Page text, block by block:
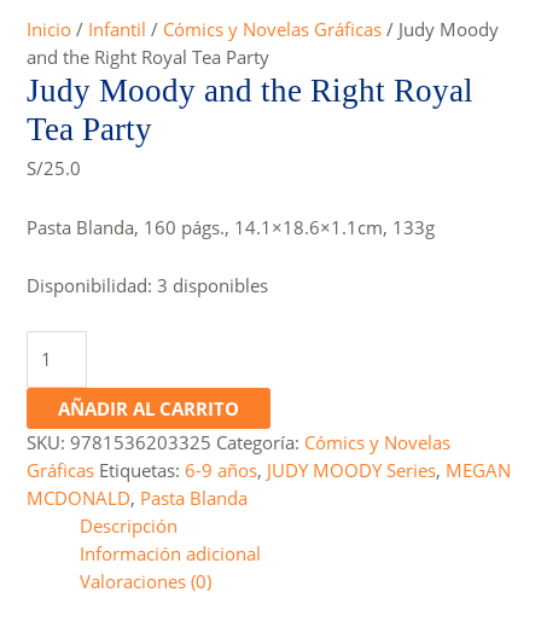
Inicio / Infantil / Cómics y Novelas Gráficas / Judy Moody
and the Right Royal Tea Party
Judy Moody and the Right Royal
Tea Party
S/25.0
Pasta Blanda, 160 págs., 14.1×18.6×1.1cm, 133g
Disponibilidad: 3 disponibles
Moody
and
the
Right
Royal
Tea
cantidad
AÑADIR AL CARRITO
SKU:9781536203325 Categoría: Cómics y Novelas
Gráficas Etiquetas: 6-9 años, JUDY MOODY Series, MEGAN
MCDONALD, Pasta Blanda
Descripción
Información adicional
Valoraciones (0)